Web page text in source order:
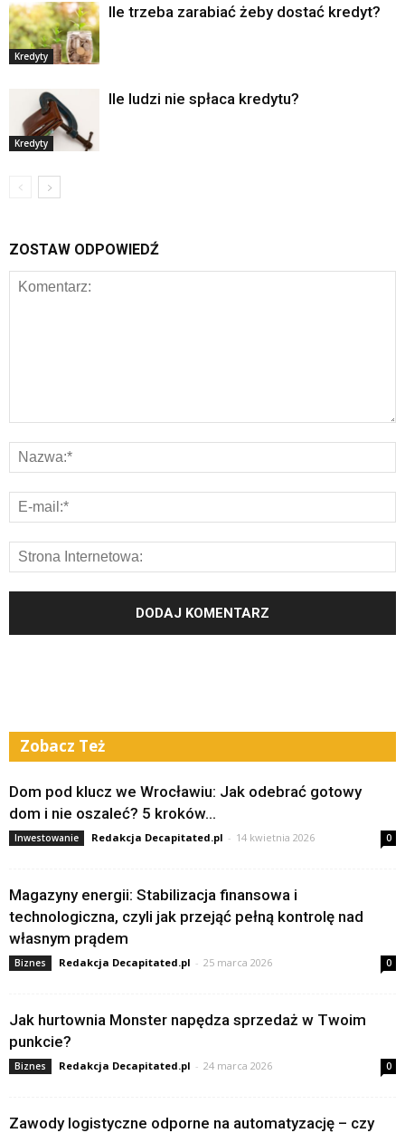
Kredyty
Ile trzeba zarabiać żeby dostać kredyt?
Kredyty
Ile ludzi nie spłaca kredytu?
ZOSTAW ODPOWIEDŹ
Zobacz Też
Dom pod klucz we Wrocławiu: Jak odebrać gotowy
dom i nie oszaleć? 5 kroków...
Inwestowanie Redakcja Decapitated.pl - 14 kwietnia 2026 0
Magazyny energii: Stabilizacja finansowa i
technologiczna, czyli jak przejąć pełną kontrolę nad
własnym prądem
Biznes Redakcja Decapitated.pl - 25 marca 2026 0
Jak hurtownia Monster napędza sprzedaż w Twoim
punkcie?
Biznes Redakcja Decapitated.pl - 24 marca 2026 0
Zawody logistyczne odporne na automatyzację – czy